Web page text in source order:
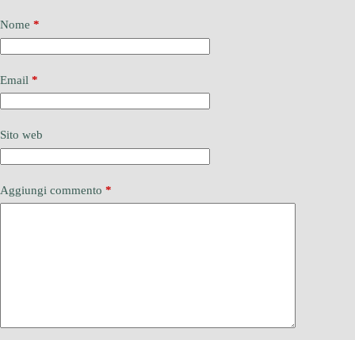
Nome *
Email *
Sito web
Aggiungi commento *